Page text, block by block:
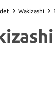
Wakizashi